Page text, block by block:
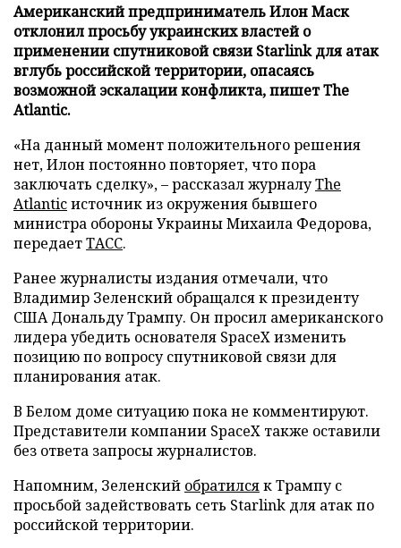
Американский предприниматель Илон Маск
отклонил просьбу украинских властей о
применении спутниковой связи Starlink для атак
вглубь российской территории, опасаясь
возможной эскалации конфликта, пишет The
Atlantic.
«На данный момент положительного решения
нет, Илон постоянно повторяет, что пора
заключать сделку», – рассказал журналуThe
Atlanticисточник из окружения бывшего
министра обороны Украины Михаила Федорова,
передаетТАСС.
Ранее журналисты издания отмечали, что
Владимир Зеленский обращался к президенту
США Дональду Трампу. Он просил американского
лидера убедить основателя SpaceX изменить
позицию по вопросу спутниковой связи для
планирования атак.
В Белом доме ситуацию пока не комментируют.
Представители компании SpaceX также оставили
без ответа запросы журналистов.
Напомним, Зеленский обратилсяк Трампу с
просьбой задействовать сеть Starlink для атак по
российской территории.